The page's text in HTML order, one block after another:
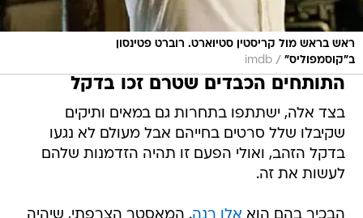
ראש בראש מול קריסטין סטיוארט. רוברט פטינסון
ב"קוסמפוליס" /
imdb
התותחים הכבדים שטרם זכו בדקל
בצד אלה, ישתתפו בתחרות גם במאים ותיקים
שקיבלו שלל סרטים בחייהם אבל מעולם לא נגעו
בדקל הזהב, ואולי הפעם זו תהיה הזדמנות שלהם
לעשות את זה.